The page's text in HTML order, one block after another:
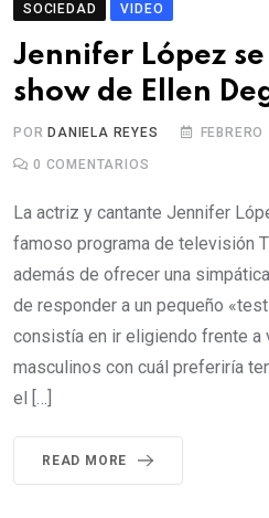
SOCIEDAD VIDEO
Jennifer López
show de Ellen
POR DANIELA REYES
0 COMENTARIOS
La actriz y cantante Jennifer
famoso programa de televisión
además de ofrecer una
de responder a un pequeño
consistía en ir eligiendo frente
masculinos con cuál preferiría
el […]
READ MORE